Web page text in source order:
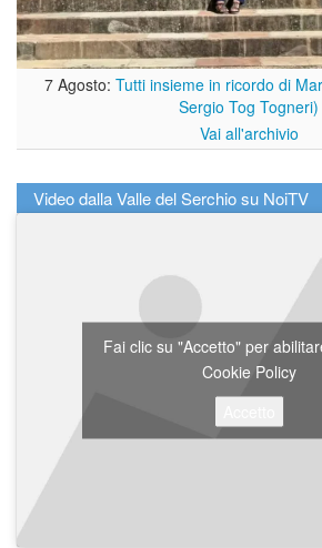
7 Agosto: Tutti insieme in ricordo di
Sergio Tog Togneri)
Vai all'archivio
Video dalla Valle del Serchio su NoiTV
Fai clic su "Accetto" per
Cookie Policy